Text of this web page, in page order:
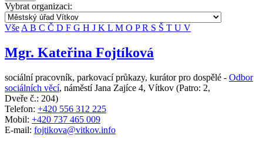
Vybrat organizaci:
Vše A B C Č D F G H J K L M O PR S Š T U V
Mgr. Kateřina Fojtíková
sociální pracovník, parkovací průkazy, kurátor pro dospělé - Odbor
sociálních věcí, náměstí Jana Zajíce 4, Vítkov (Patro: 2,
Dveře č.: 204)
Telefon: +420 556 312 225
Mobil: +420 737 465 009
E-mail: fojtikova@vitkov.info